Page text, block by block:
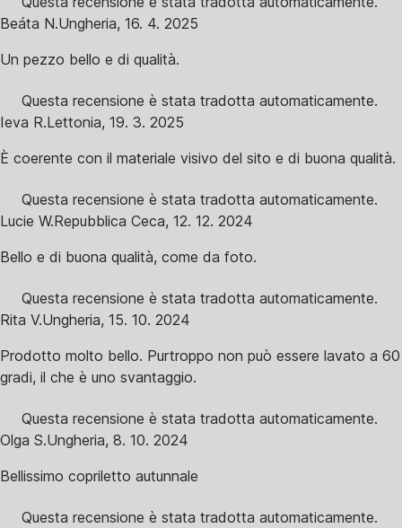
Beáta N.Ungheria, 16. 4. 2025
Un pezzo bello e di qualità.
Questa recensione è stata tradotta automaticamente.
Ieva R.Lettonia, 19. 3. 2025
È coerente con il materiale visivo del sito e di buona qualità.
Questa recensione è stata tradotta automaticamente.
Lucie W.Repubblica Ceca, 12. 12. 2024
Bello e di buona qualità, come da foto.
Questa recensione è stata tradotta automaticamente.
Rita V.Ungheria, 15. 10. 2024
Prodotto molto bello. Purtroppo non può essere lavato a 60
gradi, il che è uno svantaggio.
Questa recensione è stata tradotta automaticamente.
Olga S.Ungheria, 8. 10. 2024
Bellissimo copriletto autunnale
Questa recensione è stata tradotta automaticamente.